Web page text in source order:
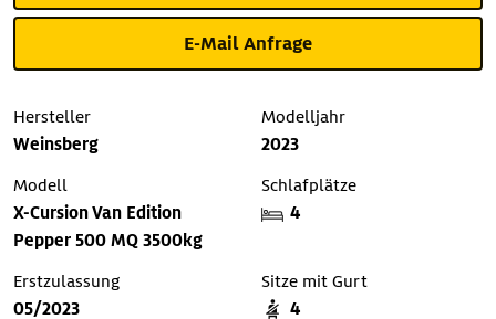
E-Mail Anfrage
Hersteller
Weinsberg
Modelljahr
2023
Modell
X-Cursion Van Edition
Pepper 500 MQ 3500kg
Schlafplätze
4
Erstzulassung
05/2023
Sitze mit Gurt
4